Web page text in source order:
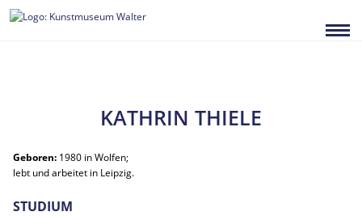
Zum
Inhalt
KATHRIN THIELE
Geboren: 1980 in Wolfen;
lebt und arbeitet in Leipzig.
STUDIUM